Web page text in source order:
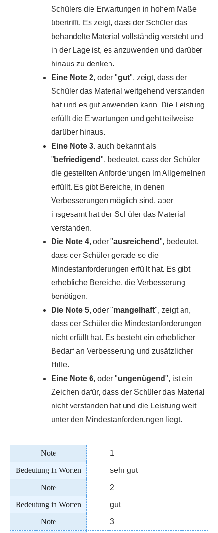
Schülers die Erwartungen in hohem Maße
übertrifft. Es zeigt, dass der Schüler das
behandelte Material vollständig versteht und
in der Lage ist, es anzuwenden und darüber
hinaus zu denken.
Eine Note 2, oder "gut", zeigt, dass der
Schüler das Material weitgehend verstanden
hat und es gut anwenden kann. Die Leistung
erfüllt die Erwartungen und geht teilweise
darüber hinaus.
Eine Note 3, auch bekannt als
" befriedigend", bedeutet, dass der Schüler
die gestellten Anforderungen im Allgemeinen
erfüllt. Es gibt Bereiche, in denen
Verbesserungen möglich sind, aber
insgesamt hat der Schüler das Material
verstanden.
Die Note 4, oder "ausreichend", bedeutet,
dass der Schüler gerade so die
Mindestanforderungen erfüllt hat. Es gibt
erhebliche Bereiche, die Verbesserung
benötigen.
Die Note 5, oder "mangelhaft", zeigt an,
dass der Schüler die Mindestanforderungen
nicht erfüllt hat. Es besteht ein erheblicher
Bedarf an Verbesserung und zusätzlicher
Hilfe.
Eine Note 6, oder "ungenügend", ist ein
Zeichen dafür, dass der Schüler das Material
nicht verstanden hat und die Leistung weit
unter den Mindestanforderungen liegt.
1
sehr gut
2
gut
3